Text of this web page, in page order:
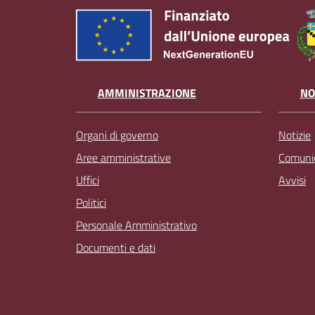
AMMINISTRAZIONE
Organi di governo
Aree amministrative
Uffici
Politici
Personale Amministrativo
Documenti e dati
Notizie
Avvisi